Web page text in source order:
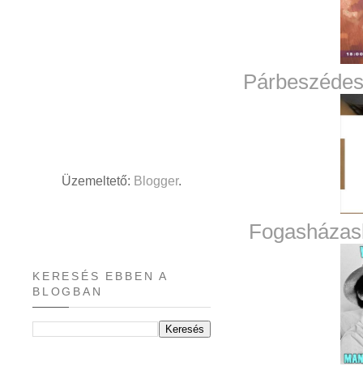
Üzemeltető: Blogger.
KERESÉS EBBEN A
BLOGBAN